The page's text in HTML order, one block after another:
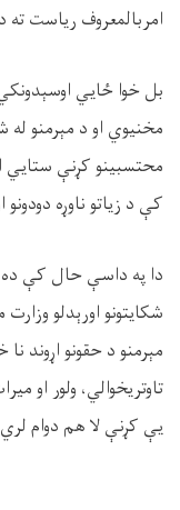
امربالمعروف ریاست
بل خوا ځایي
مخنیوي او د مېرمنو
محتسبینو کړنې ستایي
کې د زیاتو ناوړه
دا په داسې حال کې
شکایتونو اورېدلو
مېرمنو د حقونو اړوند
تاوتریخوالي، ولور
یې کړنې لا هم دوام